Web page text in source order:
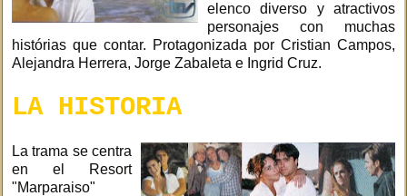
elenco diverso y atractivos
personajes con muchas
histórias que contar. Protagonizada por Cristian Campos,
Alejandra Herrera, Jorge Zabaleta e Ingrid Cruz.
LA HISTORIA
La trama se centra
en el Resort
"Marparaiso"